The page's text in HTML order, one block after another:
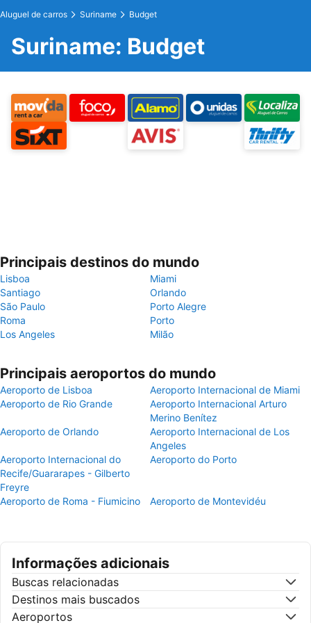
Aluguel de carros Suriname Budget
Suriname: Budget
Principais destinos do mundo
Lisboa
Miami
Santiago
Orlando
São Paulo
Porto Alegre
Roma
Porto
Los Angeles
Milão
Principais aeroportos do mundo
Aeroporto de Lisboa
Aeroporto Internacional de Miami
Aeroporto de Rio Grande
Aeroporto Internacional Arturo
Merino Benítez
Aeroporto de Orlando
Aeroporto Internacional de Los
Angeles
Aeroporto Internacional do
Recife/Guararapes - Gilberto
Freyre
Aeroporto do Porto
Aeroporto de Roma - Fiumicino Aeroporto de Montevidéu
Informações adicionais
Buscas relacionadas
Destinos mais buscados
Aeroportos